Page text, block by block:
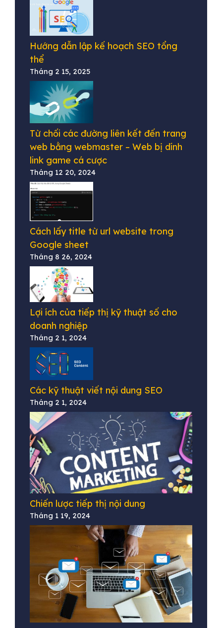
Hướng dẫn lập kế hoạch SEO tổng
thể
Tháng 2 15, 2025
Từ chối các đường liên kết đến trang
web bằng webmaster – Web bị dính
link game cá cược
Tháng 12 20, 2024
Cách lấy title từ url website trong
Google sheet
Tháng 8 26, 2024
Lợi ích của tiếp thị kỹ thuật số cho
doanh nghiệp
Tháng 2 1, 2024
Các kỹ thuật viết nội dung SEO
Tháng 2 1, 2024
Chiến lược tiếp thị nội dung
Tháng 1 19, 2024